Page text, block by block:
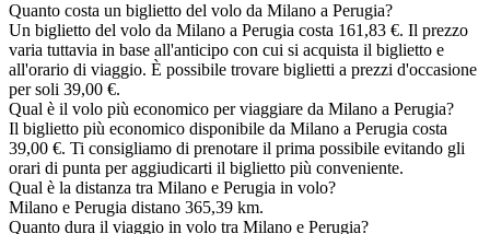
Quanto costa un biglietto del volo da Milano a Perugia?
Un biglietto del volo da Milano a Perugia costa 161,83 €. Il prezzo
varia tuttavia in base all'anticipo con cui si acquista il biglietto e
all'orario di viaggio. È possibile trovare biglietti a prezzi d'occasione
per soli 39,00 €.
Qual è il volo più economico per viaggiare da Milano a Perugia?
Il biglietto più economico disponibile da Milano a Perugia costa
39,00 €. Ti consigliamo di prenotare il prima possibile evitando gli
orari di punta per aggiudicarti il biglietto più conveniente.
Qual è la distanza tra Milano e Perugia in volo?
Milano e Perugia distano 365,39 km.
Quanto dura il viaggio in volo tra Milano e Perugia?